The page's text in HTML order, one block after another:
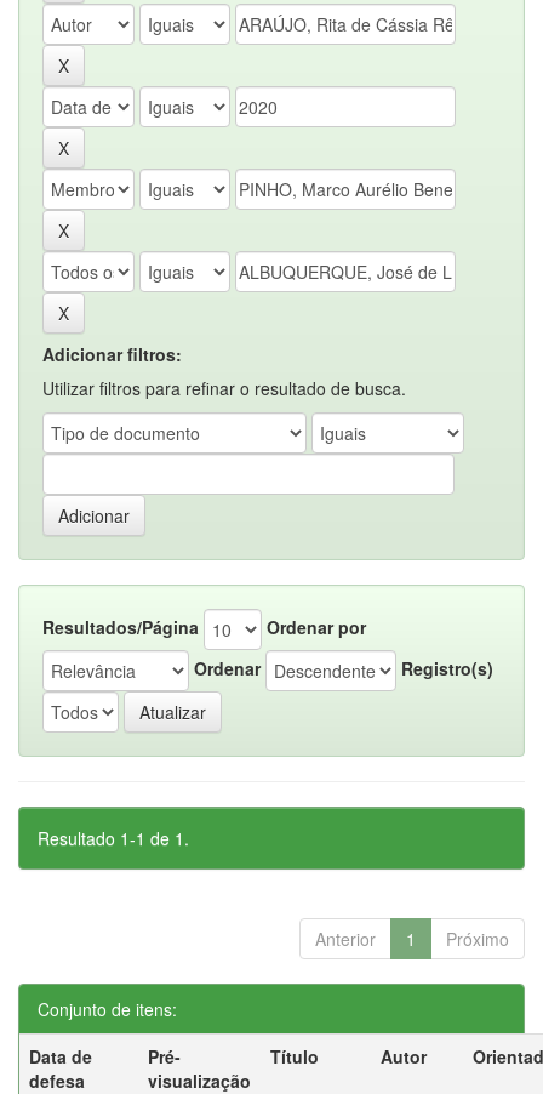
Adicionar filtros:
Utilizar filtros para refinar o resultado de busca.
Resultados/Página
Ordenar por
Ordenar
Registro(s)
Resultado 1-1 de 1.
Anterior 1 Próximo
Conjunto de itens:
Data de
defesa
Pré-
visualização
Título Autor